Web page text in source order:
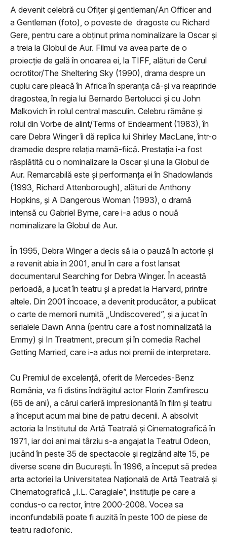
A devenit celebră cu Ofiţer şi gentleman/An Officer and
a Gentleman (foto), o poveste de dragoste cu Richard
Gere, pentru care a obţinut prima nominalizare la Oscar şi
a treia la Globul de Aur. Filmul va avea parte de o
proiecţie de gală în onoarea ei, la TIFF, alături de Cerul
ocrotitor/The Sheltering Sky (1990), drama despre un
cuplu care pleacă în Africa în speranţa că-şi va reaprinde
dragostea, în regia lui Bernardo Bertolucci şi cu John
Malkovich în rolul central masculin. Celebru rămâne şi
rolul din Vorbe de alint/Terms of Endearment (1983), în
care Debra Winger îi dă replica lui Shirley MacLane, într-o
dramedie despre relaţia mamă-fiică. Prestaţia i-a fost
răsplătită cu o nominalizare la Oscar şi una la Globul de
Aur. Remarcabilă este şi performanţa ei în Shadowlands
(1993, Richard Attenborough), alături de Anthony
Hopkins, şi A Dangerous Woman (1993), o dramă
intensă cu Gabriel Byrne, care i-a adus o nouă
nominalizare la Globul de Aur.
În 1995, Debra Winger a decis să ia o pauză în actorie şi
a revenit abia în 2001, anul în care a fost lansat
documentarul Searching for Debra Winger. În această
perioadă, a jucat în teatru şi a predat la Harvard, printre
altele. Din 2001 încoace, a devenit producător, a publicat
o carte de memorii numită „Undiscovered”, şi a jucat în
serialele Dawn Anna (pentru care a fost nominalizată la
Emmy) şi In Treatment, precum şi în comedia Rachel
Getting Married, care i-a adus noi premii de interpretare.
Cu Premiul de excelenţă, oferit de Mercedes-Benz
România, va fi distins îndrăgitul actor Florin Zamfirescu
(65 de ani), a cărui carieră impresionantă în film şi teatru
a început acum mai bine de patru decenii. A absolvit
actoria la Institutul de Artă Teatrală şi Cinematografică în
1971, iar doi ani mai târziu s-a angajat la Teatrul Odeon,
jucând în peste 35 de spectacole şi regizând alte 15, pe
diverse scene din Bucureşti. În 1996, a început să predea
arta actoriei la Universitatea Naţională de Artă Teatrală şi
Cinematografică „I.L. Caragiale”, instituţie pe care a
condus-o ca rector, între 2000-2008. Vocea sa
inconfundabilă poate fi auzită în peste 100 de piese de
teatru radiofonic.